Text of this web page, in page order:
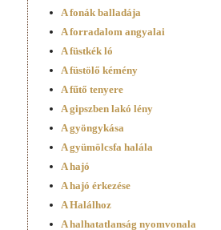
A fonák balladája
A forradalom angyalai
A füstkék ló
A füstölő kémény
A fűtő tenyere
A gipszben lakó lény
A gyöngykása
A gyümölcsfa halála
A hajó
A hajó érkezése
A Halálhoz
A halhatatlanság nyomvonala